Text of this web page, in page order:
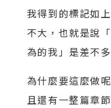
我得到的標記如
不大，也就是說
為的我」是差不
為什麼要這麼做
且還有一整篇章